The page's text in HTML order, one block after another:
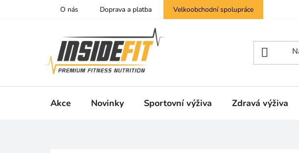
O nás Doprava a platba Velkoobchodní spolupráce
Akce Novinky Sportovní výživa Zdravá výživa